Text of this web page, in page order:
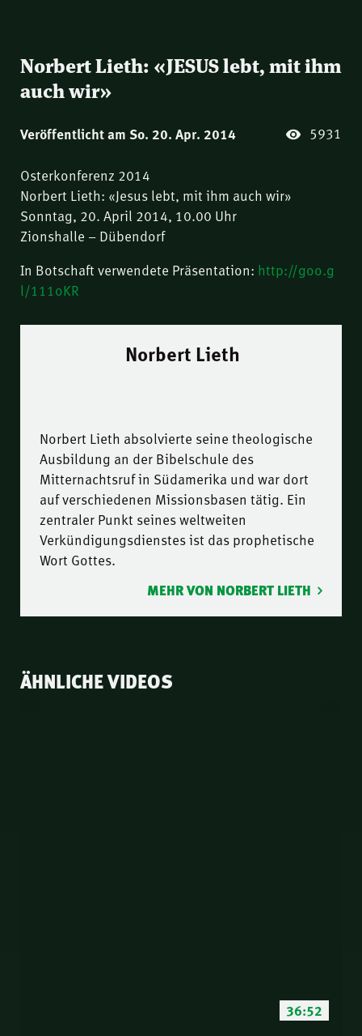
Norbert Lieth: «JESUS lebt, mit ihm
auch wir»
Veröffentlicht am So. 20. Apr. 2014 5931
Osterkonferenz 2014
Norbert Lieth: «Jesus lebt, mit ihm auch wir»
Sonntag, 20. April 2014, 10.00 Uhr
Zionshalle – Dübendorf
In Botschaft verwendete Präsentation: http://goo.g
l/111oKR
Norbert Lieth
Norbert Lieth absolvierte seine theologische
Ausbildung an der Bibelschule des
Mitternachtsruf in Südamerika und war dort
auf verschiedenen Missionsbasen tätig. Ein
zentraler Punkt seines weltweiten
Verkündigungsdienstes ist das prophetische
Wort Gottes.
MEHR VON NORBERT LIETH
ÄHNLICHE VIDEOS
36:52